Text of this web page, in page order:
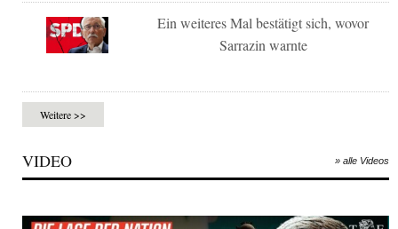
Ein weiteres Mal bestätigt sich, wovor
Sarrazin warnte
Weitere >>
VIDEO » alle Videos